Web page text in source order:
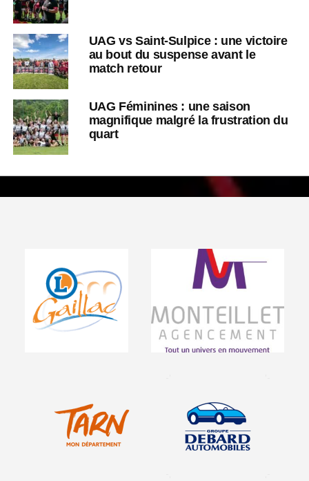
UAG vs Saint-Sulpice : une victoire
au bout du suspense avant le
match retour
UAG Féminines : une saison
magnifique malgré la frustration du
quart